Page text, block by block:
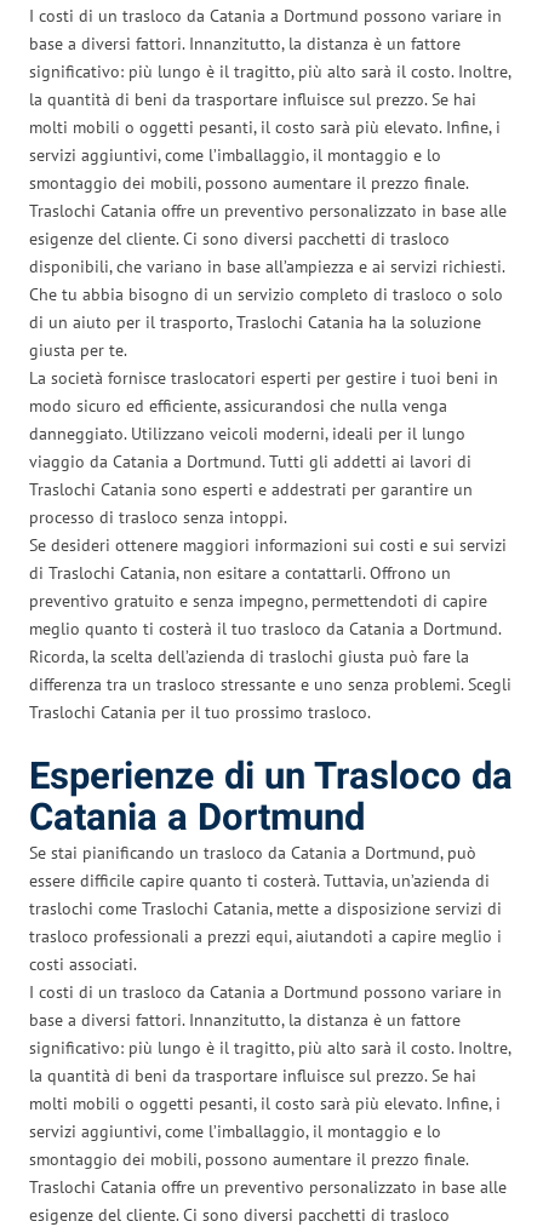
I costi di un trasloco da Catania a Dortmund possono variare in
base a diversi fattori. Innanzitutto, la distanza è un fattore
significativo: più lungo è il tragitto, più alto sarà il costo. Inoltre,
la quantità di beni da trasportare influisce sul prezzo. Se hai
molti mobili o oggetti pesanti, il costo sarà più elevato. Infine, i
servizi aggiuntivi, come l’imballaggio, il montaggio e lo
smontaggio dei mobili, possono aumentare il prezzo finale.
Traslochi Catania offre un preventivo personalizzato in base alle
esigenze del cliente. Ci sono diversi pacchetti di trasloco
disponibili, che variano in base all’ampiezza e ai servizi richiesti.
Che tu abbia bisogno di un servizio completo di trasloco o solo
di un aiuto per il trasporto, Traslochi Catania ha la soluzione
giusta per te.
La società fornisce traslocatori esperti per gestire i tuoi beni in
modo sicuro ed efficiente, assicurandosi che nulla venga
danneggiato. Utilizzano veicoli moderni, ideali per il lungo
viaggio da Catania a Dortmund. Tutti gli addetti ai lavori di
Traslochi Catania sono esperti e addestrati per garantire un
processo di trasloco senza intoppi.
Se desideri ottenere maggiori informazioni sui costi e sui servizi
di Traslochi Catania, non esitare a contattarli. Offrono un
preventivo gratuito e senza impegno, permettendoti di capire
meglio quanto ti costerà il tuo trasloco da Catania a Dortmund.
Ricorda, la scelta dell’azienda di traslochi giusta può fare la
differenza tra un trasloco stressante e uno senza problemi. Scegli
Traslochi Catania per il tuo prossimo trasloco.
Esperienze di un Trasloco da
Catania a Dortmund
Se stai pianificando un trasloco da Catania a Dortmund, può
essere difficile capire quanto ti costerà. Tuttavia, un’azienda di
traslochi come Traslochi Catania, mette a disposizione servizi di
trasloco professionali a prezzi equi, aiutandoti a capire meglio i
costi associati.
I costi di un trasloco da Catania a Dortmund possono variare in
base a diversi fattori. Innanzitutto, la distanza è un fattore
significativo: più lungo è il tragitto, più alto sarà il costo. Inoltre,
la quantità di beni da trasportare influisce sul prezzo. Se hai
molti mobili o oggetti pesanti, il costo sarà più elevato. Infine, i
servizi aggiuntivi, come l’imballaggio, il montaggio e lo
smontaggio dei mobili, possono aumentare il prezzo finale.
Traslochi Catania offre un preventivo personalizzato in base alle
esigenze del cliente. Ci sono diversi pacchetti di trasloco